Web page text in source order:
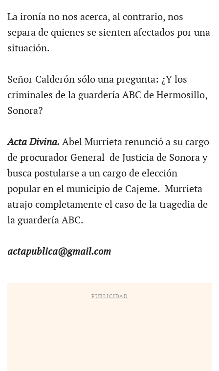
La ironía no nos acerca, al contrario, nos
separa de quienes se sienten afectados por una
situación.
Señor Calderón sólo una pregunta: ¿Y los
criminales de la guardería ABC de Hermosillo,
Sonora?
Acta Divina. Abel Murrieta renunció a su cargo
de procurador General de Justicia de Sonora y
busca postularse a un cargo de elección
popular en el municipio de Cajeme. Murrieta
atrajo completamente el caso de la tragedia de
la guardería ABC.
actapublica@gmail.com
PUBLICIDAD